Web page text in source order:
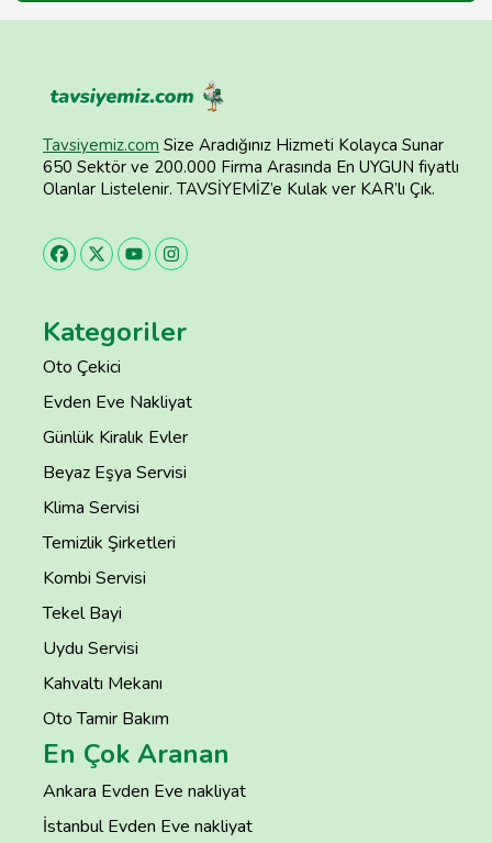
Tavsiyemiz.com Size Aradığınız Hizmeti Kolayca Sunar
650 Sektör ve 200.000 Firma Arasında En UYGUN fiyatlı
Olanlar Listelenir. TAVSİYEMİZ’e Kulak ver KAR’lı Çık.
Kategoriler
Oto Çekici
Evden Eve Nakliyat
Günlük Kiralık Evler
Beyaz Eşya Servisi
Klima Servisi
Temizlik Şirketleri
Kombi Servisi
Tekel Bayi
Uydu Servisi
Kahvaltı Mekanı
Oto Tamir Bakım
En Çok Aranan
Ankara Evden Eve nakliyat
İstanbul Evden Eve nakliyat